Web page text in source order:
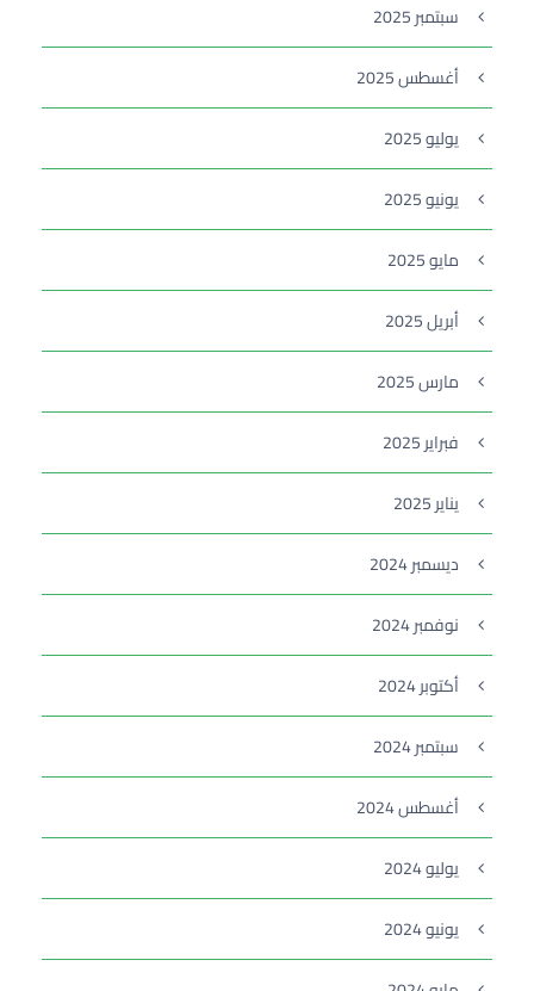
سبتمبر 2025
أغسطس 2025
يوليو 2025
يونيو 2025
مايو 2025
أبريل 2025
مارس 2025
فبراير 2025
يناير 2025
ديسمبر 2024
نوفمبر 2024
أكتوبر 2024
سبتمبر 2024
أغسطس 2024
يوليو 2024
يونيو 2024